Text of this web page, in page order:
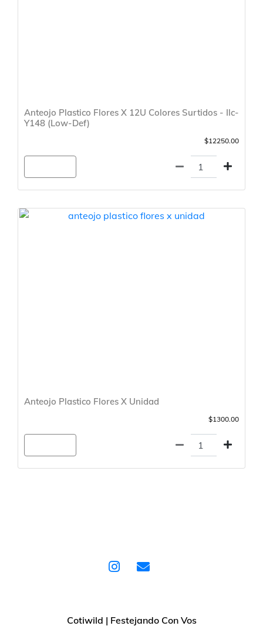
Anteojo Plastico Flores X 12U Colores Surtidos - Ilc-
Y148 (Low-Def)
$12250.00
Anteojo Plastico Flores X Unidad
$1300.00
Cotiwild | Festejando Con Vos